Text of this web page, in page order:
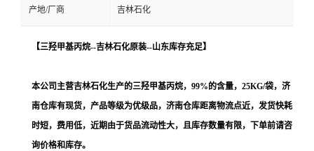
产地/厂商 吉林石化
【三羟甲基丙烷--吉林石化原装--山东库存充足】
本公司主营吉林石化生产的三羟甲基丙烷， 99%的含量， 25KG/袋，济
南仓库有现货，产品等级为优级品，济南仓库距离物流点近，发货快耗
时短，费用低， 近期由于货品流动性大，且库存数量有限，下单前请咨
询价格和库存。